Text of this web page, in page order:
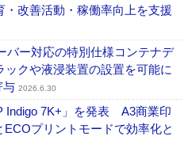
改善活動・稼働率向上を支援
ー対応の特別仕様コンテナデ
クや液浸装置の設置を可能に
与 2026.6.30
7K+」を発表 A3商業印
プリントモードで効率化と